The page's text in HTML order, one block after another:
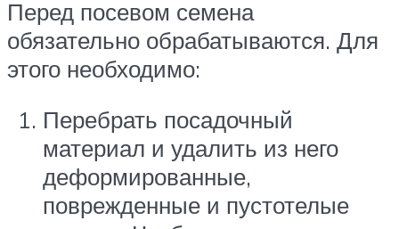
Перед посевом семена
обязательно обрабатываются. Для
этого необходимо:
Перебрать посадочный
материал и удалить из него
деформированные,
поврежденные и пустотелые